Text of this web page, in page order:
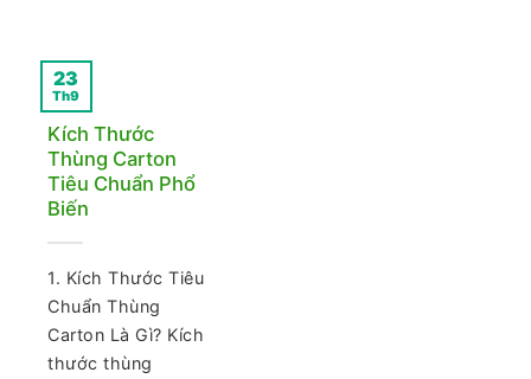
Kích Thước
Thùng Carton
Tiêu Chuẩn Phổ
Biến
1. Kích Thước Tiêu
Chuẩn Thùng
Carton Là Gì? Kích
thước thùng
23
Th9